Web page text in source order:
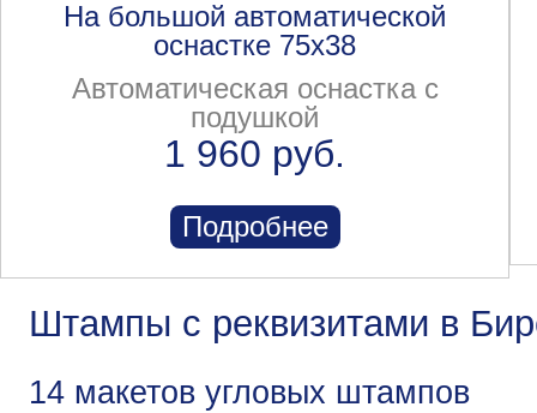
На большой автоматической
оснастке 75x38
Автоматическая оснастка с
подушкой
1 960 руб.
Подробнее
Штампы с реквизитами в
14 макетов угловых штампов